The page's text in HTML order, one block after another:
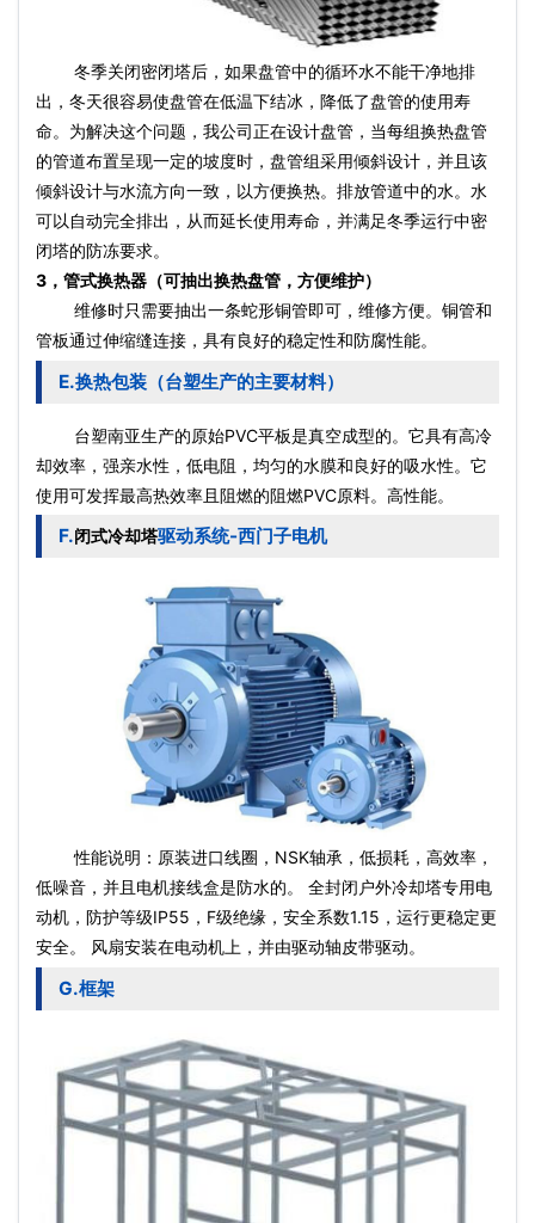
冬季关闭密闭塔后，如果盘管中的循环水不能干净地排
出，冬天很容易使盘管在低温下结冰，降低了盘管的使用寿
命。为解决这个问题，我公司正在设计盘管，当每组换热盘管
的管道布置呈现一定的坡度时，盘管组采用倾斜设计，并且该
倾斜设计与水流方向一致，以方便换热。排放管道中的水。水
可以自动完全排出，从而延长使用寿命，并满足冬季运行中密
闭塔的防冻要求。
3，管式换热器（可抽出换热盘管，方便维护）
维修时只需要抽出一条蛇形铜管即可，维修方便。铜管和
管板通过伸缩缝连接，具有良好的稳定性和防腐性能。
E.换热包装（台塑生产的主要材料）
台塑南亚生产的原始PVC平板是真空成型的。它具有高冷
却效率，强亲水性，低电阻，均匀的水膜和良好的吸水性。它
使用可发挥最高热效率且阻燃的阻燃PVC原料。高性能。
F.闭式冷却塔驱动系统-西门子电机
性能说明：原装进口线圈，NSK轴承，低损耗，高效率，
低噪音，并且电机接线盒是防水的。 全封闭户外冷却塔专用电
动机 ，防护等级IP55，F级绝缘，安全系数1.15，运行更稳定更
安全。 风扇安装在电动机上，并由驱动轴皮带驱动。
G.框架